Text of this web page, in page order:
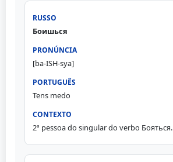
Боишься
[ba-ISH-sya]
Tens medo
2ª pessoa do singular do verbo Бояться.